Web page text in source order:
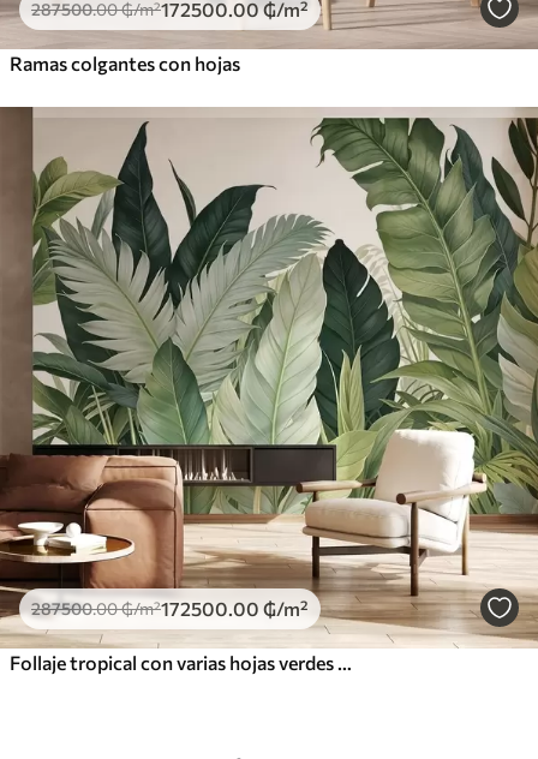
287500.00₲/m²172500 .00₲/m²
Ramas colgantes con hojas
287500.00₲/m²172500 .00 ₲/m²